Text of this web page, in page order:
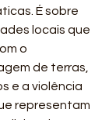
É sobre
locais que
o
de terras,
e a violência
representam